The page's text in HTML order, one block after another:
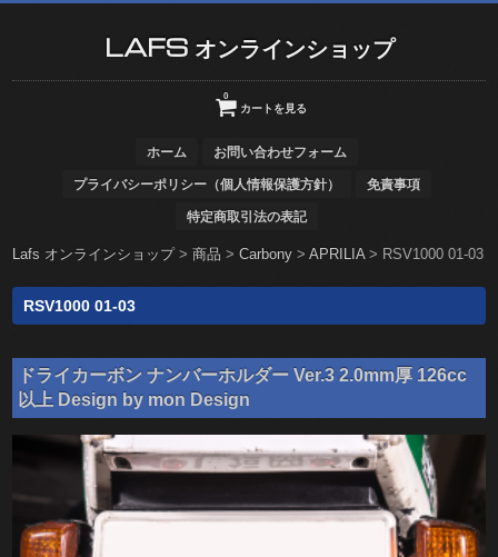
LAFS オンラインショップ
カートを見る
0
ホーム お問い合わせフォーム
プライバシーポリシー（個人情報保護方針） 免責事項
特定商取引法の表記
Lafs オンラインショップ>商品 >Carbony >APRILIA> RSV1000 01-03
RSV1000 01-03
ドライカーボン ナンバーホルダー Ver.3 2.0mm厚 126cc
以上 Design by mon Design